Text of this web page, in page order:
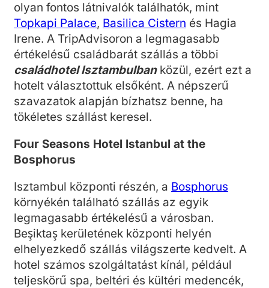
olyan fontos látnivalók találhatók, mint
Topkapi Palace, Basilica Cistern és Hagia
Irene. A TripAdvisoron a legmagasabb
értékelésű családbarát szállás a többi
családhotel Isztambulbanközül, ezért ezt a
hotelt választottuk elsőként. A népszerű
szavazatok alapján bízhatsz benne, ha
tökéletes szállást keresel.
Four Seasons Hotel Istanbul at the
Bosphorus
Isztambul központi részén, a Bosphorus
környékén található szállás az egyik
legmagasabb értékelésű a városban.
Beşiktaş kerületének központi helyén
elhelyezkedő szállás világszerte kedvelt. A
hotel számos szolgáltatást kínál, például
teljeskörű spa, beltéri és kültéri medencék,